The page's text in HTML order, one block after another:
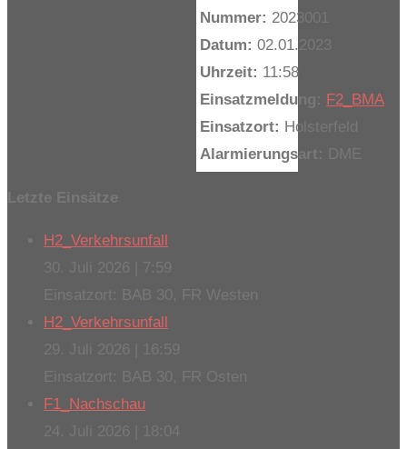
Nummer: 2023001
Datum: 02.01.2023
Uhrzeit: 11:58
Einsatzmeldung:
F2_BMA
Einsatzort: Holsterfeld
Alarmierungsart:
DME
H2_Verkehrsunfall
30. Juli 2026
7:59
Einsatzort: BAB 30, FR Westen
H2_Verkehrsunfall
29. Juli 2026
16:59
Einsatzort: BAB 30, FR Osten
F1_Nachschau
24. Juli 2026
18:04